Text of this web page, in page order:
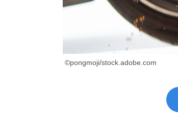
©pongmoji/stock.adobe.com